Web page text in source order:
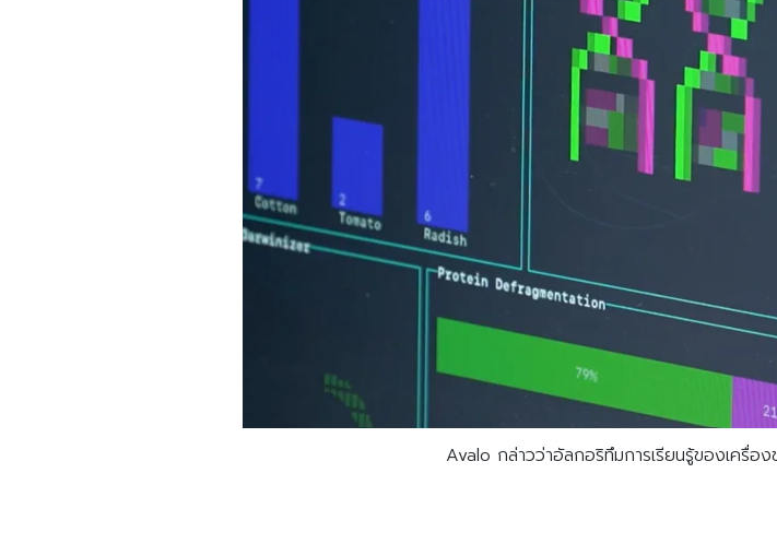
Avalo กล่าวว่าอัลกอริทึมการเรียนรู้ของเครื่อง